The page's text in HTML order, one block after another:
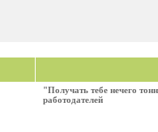
"Получать тебе нечего
работодателей